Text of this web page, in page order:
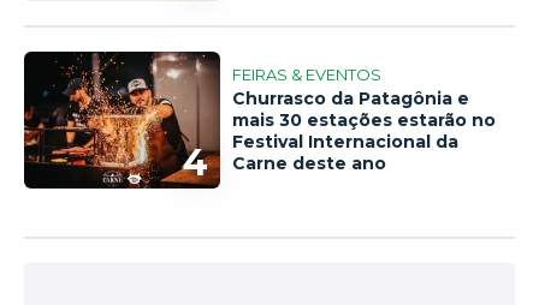
4
FEIRAS & EVENTOS
Churrasco da Patagônia e
mais 30 estações estarão no
Festival Internacional da
Carne deste ano